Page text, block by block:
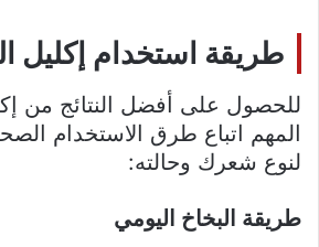
طريقة استخدام إكليل
للحصول على أفضل النتائج من
المهم اتباع طرق الاستخدام
لنوع شعرك وحالته:
طريقة البخاخ اليومي